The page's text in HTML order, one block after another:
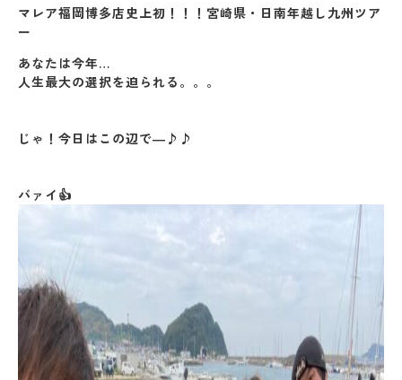
マレア福岡博多店史上初！！！宮崎県・日南年越し九州ツア
ー
あなたは今年…
人生最大の選択を迫られる。。。
じゃ！今日はこの辺で―♪♪
バァイ👍